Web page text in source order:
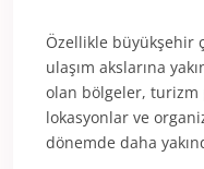
Özellikle büyükşehir
ulaşım akslarına
olan bölgeler, turizm
lokasyonlar ve
dönemde daha